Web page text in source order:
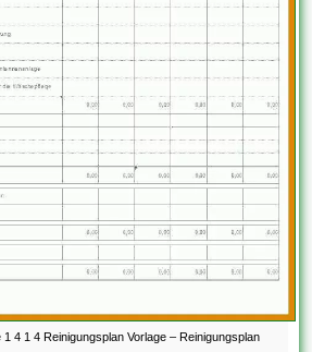
4 1 4 Reinigungsplan Vorlage – Reinigungsplan